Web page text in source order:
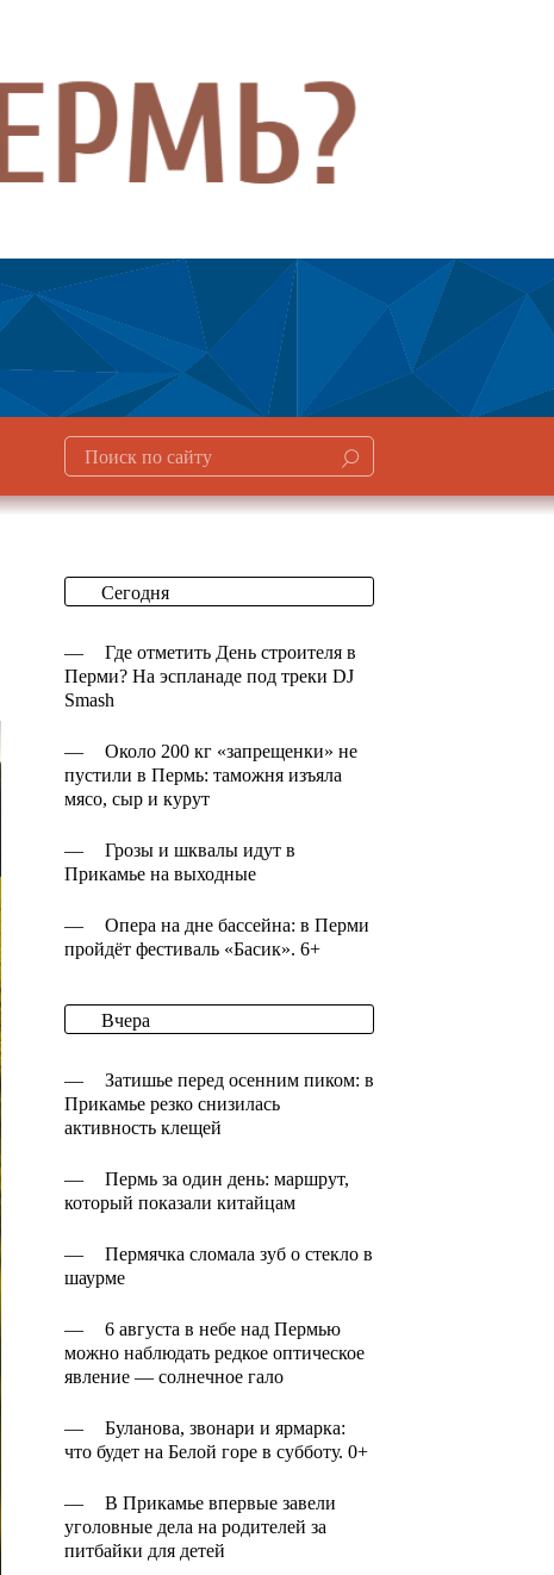
Сегодня
—
Где отметить День строителя в
Перми? На эспланаде под треки DJ
Smash
—
Около 200 кг «запрещенки» не
пустили в Пермь: таможня изъяла
мясо, сыр и курут
—
Грозы и шквалы идут в
Прикамье на выходные
—
Опера на дне бассейна: в Перми
пройдёт фестиваль «Басик». 6+
Вчера
—
Затишье перед осенним пиком: в
Прикамье резко снизилась
активность клещей
—
Пермь за один день: маршрут,
который показали китайцам
—
Пермячка сломала зуб о стекло в
шаурме
—
6 августа в небе над Пермью
можно наблюдать редкое оптическое
явление — солнечное гало
—
Буланова, звонари и ярмарка:
что будет на Белой горе в субботу. 0+
—
В Прикамье впервые завели
уголовные дела на родителей за
питбайки для детей